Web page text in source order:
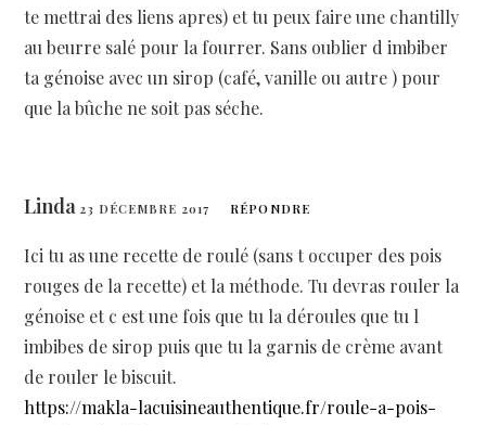
te mettrai des liens apres) et tu peux faire une chantilly
au beurre salé pour la fourrer. Sans oublier d imbiber
ta génoise avec un sirop (café, vanille ou autre ) pour
que la bûche ne soit pas séche.
Linda23 DÉCEMBRE 2017 RÉPONDRE
Ici tu as une recette de roulé (sans t occuper des pois
rouges de la recette) et la méthode. Tu devras rouler la
génoise et c est une fois que tu la déroules que tu l
imbibes de sirop puis que tu la garnis de crème avant
de rouler le biscuit.
https://makla-lacuisineauthentique.fr/roule-a-pois-